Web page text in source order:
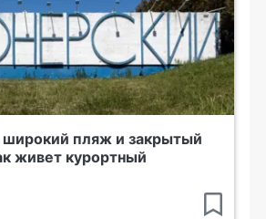
пляж и закрытый
живет курортный